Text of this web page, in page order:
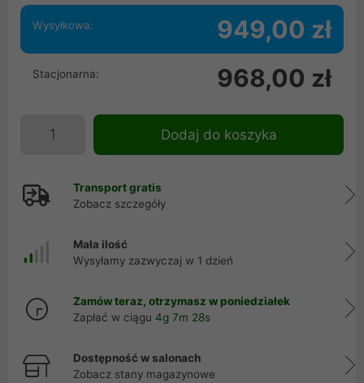
Wysyłkowa: 949,00 zł
Stacjonarna: 968,00 zł
Dodaj do koszyka
Transport gratis
Zobacz szczegóły
Mała ilość
Wysyłamy zazwyczaj w 1 dzień
Zamów teraz, otrzymasz w poniedziałek
Zapłać w ciągu 4g 7m 28s
Dostępność w salonach
Zobacz stany magazynowe